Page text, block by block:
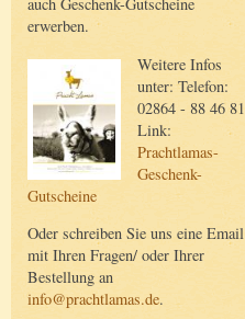
auch Geschenk-Gutscheine
erwerben.
Weitere Infos
unter: Telefon:
02864 - 88 46 81
Link:
Prachtlamas-
Geschenk-
Gutscheine
Oder schreiben Sie uns eine Email
mit Ihren Fragen/ oder Ihrer
Bestellung an
info@prachtlamas.de.